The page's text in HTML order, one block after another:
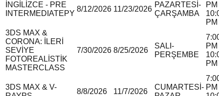
İNGİLİZCE - PRE
INTERMEDIATEPY
8/12/2026 11/23/2026
PAZARTESİ-
ÇARŞAMBA
PM
PM
3DS MAX &
CORONA: İLERİ
SEVİYE
FOTOREALİSTİK
MASTERCLASS
7/30/2026 8/25/2026
SALI-
PERŞEMBE
PM
PM
3DS MAX & V-
8/8/2026 11/7/2026
CUMARTESİ- PM